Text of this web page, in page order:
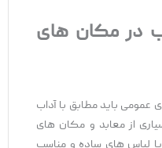
در مکان‌ های
باید مطابق با آداب
از معابد و مکان ‌های